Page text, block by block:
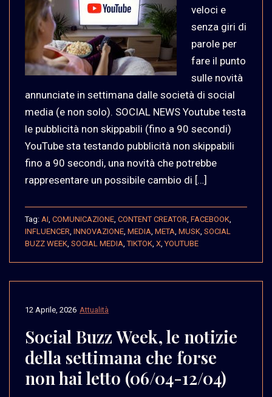
veloci e
senza giri di
parole per
fare il punto
sulle novità
annunciate in settimana dalle società di social
media (e non solo). SOCIAL NEWS Youtube testa
le pubblicità non skippabili (fino a 90 secondi)
YouTube sta testando pubblicità non skippabili
fino a 90 secondi, una novità che potrebbe
rappresentare un possibile cambio di […]
Tag: AI COMUNICAZIONE CONTENT CREATOR FACEBOOK
INFLUENCER INNOVAZIONE MEDIA META MUSK SOCIAL
BUZZ WEEK SOCIAL MEDIA ,TIKTOK X ,YOUTUBE
Attualità
12 Aprile, 2026
Social Buzz Week, le notizie
della settimana che forse
non hai letto (06/04-12/04)